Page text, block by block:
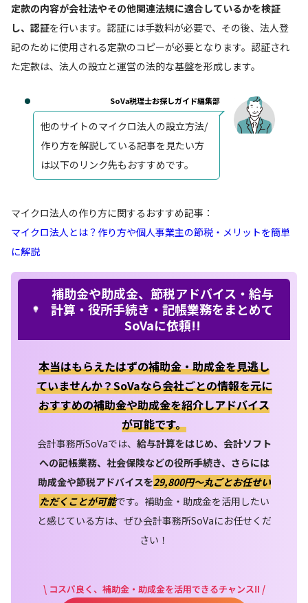
定款の内容が会社法やその他関連法規に適合しているかを検証
し、認証を行います。認証には手数料が必要で、その後、法人登
記のために使用される定款のコピーが必要となります。認証され
た定款は、法人の設立と運営の法的な基盤を形成します。
SoVa税理士お探しガイド編集部
他のサイトのマイクロ法人の設立方法/
作り方を解説している記事を見たい方
は以下のリンク先もおすすめです。
マイクロ法人の作り方に関するおすすめ記事：
マイクロ法人とは？作り方や個人事業主の節税・メリットを簡単
に解説
補助金や助成金、節税アドバイス・給与
計算・役所手続き・記帳業務をまとめて
SoVaに依頼!!
本当はもらえたはずの補助金・助成金を見逃し
ていませんか？SoVaなら会社ごとの情報を元に
おすすめの補助金や助成金を紹介しアドバイス
が可能です。
会計事務所SoVaでは、 給与計算をはじめ、会計ソフト
への記帳業務、社会保険などの役所手続き、さらには
助成金や節税アドバイスを29,800円〜丸ごとお任せい
ただくことが可能です。補助金・助成金を活用したい
と感じている方は、ぜひ会計事務所SoVaにお任せくだ
さい！
\ コスパ良く、補助金・助成金を活用できるチャンス!! /